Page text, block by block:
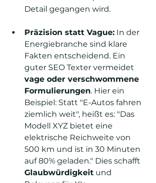
Detail gegangen wird.
Präzision statt Vague: In der
Energiebranche sind klare
Fakten entscheidend. Ein
guter SEO Texter vermeidet
vage oder verschwommene
Formulierungen. Hier ein
Beispiel: Statt "E-Autos fahren
ziemlich weit", heißt es: "Das
Modell XYZ bietet eine
elektrische Reichweite von
500 km und ist in 30 Minuten
auf 80% geladen." Dies schafft
Glaubwürdigkeit und